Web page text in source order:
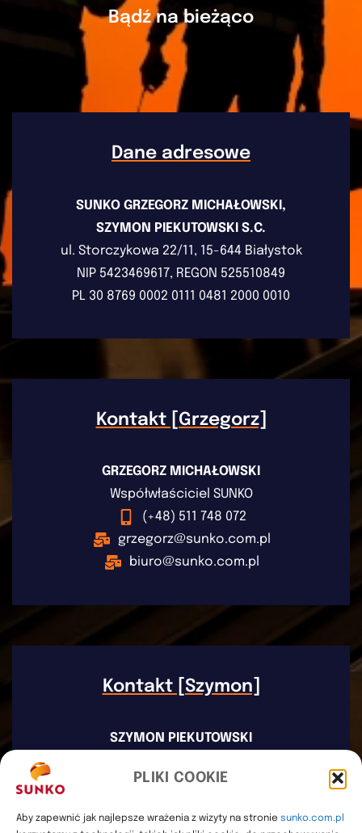
PLIKI COOKIE
Aby zapewnić jak najlepsze wrażenia z wizyty na stronie sunko.com.pl
Bądź na bieżąco
Dane adresowe
SUNKO GRZEGORZ MICHAŁOWSKI,
SZYMON PIEKUTOWSKI S.C.
ul. Storczykowa 22/11, 15-644 Białystok
NIP 5423469617, REGON 525510849
PL 30 8769 0002 0111 0481 2000 0010
Kontakt [Grzegorz]
GRZEGORZ MICHAŁOWSKI
Współwłaściciel SUNKO
(+48) 511 748 072
grzegorz@sunko.com.pl
biuro@sunko.com.pl
Kontakt [Szymon]
SZYMON PIEKUTOWSKI
(+48) 503 923 226
serwis@sunko.com.pl